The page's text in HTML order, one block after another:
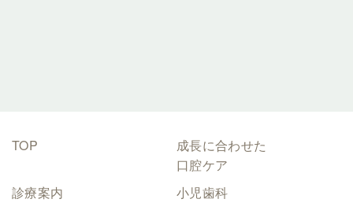
TOP
成長に合わせた
口腔ケア
診療案内
小児歯科